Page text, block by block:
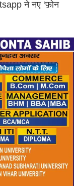
ने नए ‘फ़ोन